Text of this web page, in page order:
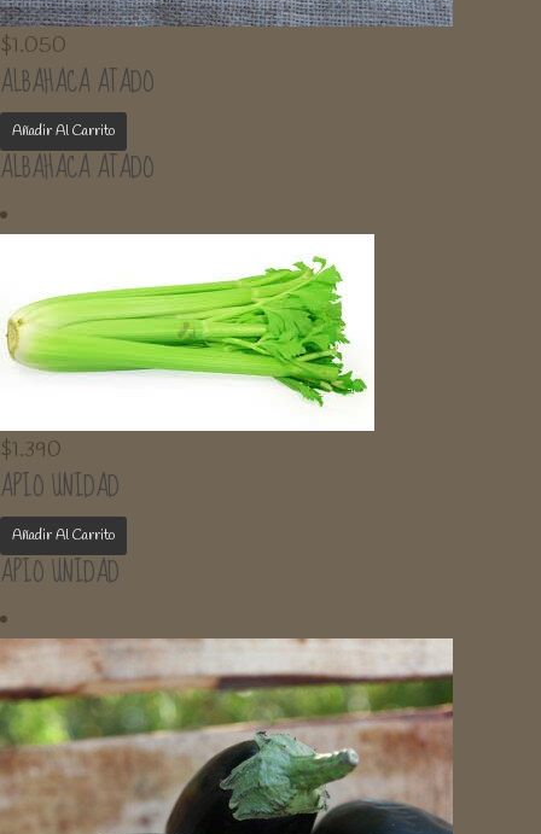
$1.050
ALBAHACA ATADO
Añadir Al Carrito
ALBAHACA ATADO
$1.390
APIO UNIDAD
Añadir Al Carrito
APIO UNIDAD